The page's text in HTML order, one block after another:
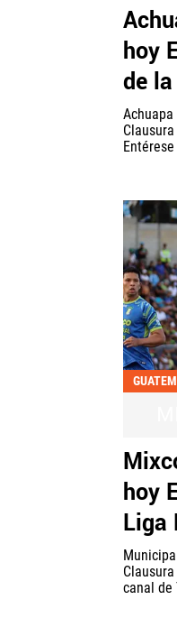
hoy
de
hoy
Liga
canal de